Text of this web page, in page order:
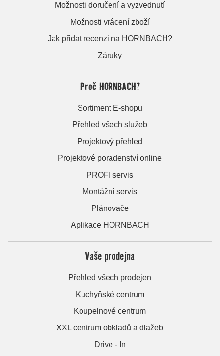
Možnosti doručení a vyzvednutí
Možnosti vrácení zboží
Jak přidat recenzi na HORNBACH?
Záruky
Proč HORNBACH?
Sortiment E-shopu
Přehled všech služeb
Projektový přehled
Projektové poradenství online
PROFI servis
Montážní servis
Plánovače
Aplikace HORNBACH
Vaše prodejna
Přehled všech prodejen
Kuchyňské centrum
Koupelnové centrum
XXL centrum obkladů a dlažeb
Drive - In